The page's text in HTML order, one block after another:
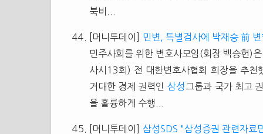
북비...
[머니투데이]
민변, 특별검사에 박재승 前
민주사회를 위한 변호사모임(회장 백승헌)
사시13회) 전 대한변호사협회 회장을 추천
거대한 경제 권력인 삼성 그룹과 국가 최고
을 훌륭하게 수행...
[머니투데이] 삼성SDS "삼성증권 관련자료